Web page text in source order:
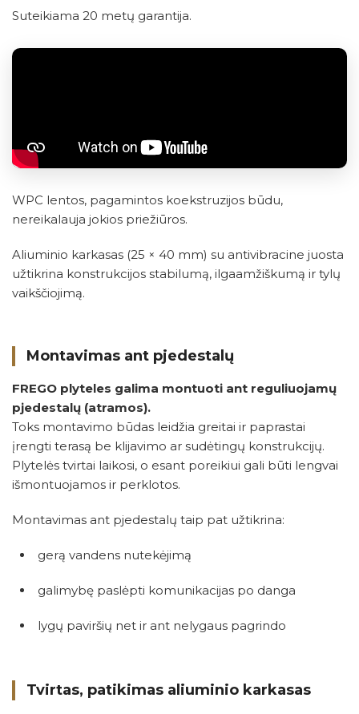
Suteikiama 20 metų garantija.
WPC lentos, pagamintos koekstruzijos būdu,
nereikalauja jokios priežiūros.
Aliuminio karkasas (25 × 40 mm) su antivibracine juosta
užtikrina konstrukcijos stabilumą, ilgaamžiškumą ir tylų
vaikščiojimą.
Montavimas ant pjedestalų
FREGO plyteles galima montuoti ant reguliuojamų
pjedestalų (atramos).
Toks montavimo būdas leidžia greitai ir paprastai
įrengti terasą be klijavimo ar sudėtingų konstrukcijų.
Plytelės tvirtai laikosi, o esant poreikiui gali būti lengvai
išmontuojamos ir perklotos.
Montavimas ant pjedestalų taip pat užtikrina:
gerą vandens nutekėjimą
galimybę paslėpti komunikacijas po danga
lygų paviršių net ir ant nelygaus pagrindo
Tvirtas, patikimas aliuminio karkasas